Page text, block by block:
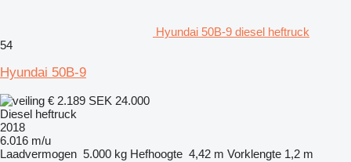
Hyundai 50B-9 diesel heftruck
54
Hyundai 50B-9
€ 2.189 SEK 24.000
Diesel heftruck
2018
6.016 m/u
Laadvermogen 5.000 kg Hefhoogte 4,42 m Vorklengte 1,2 m